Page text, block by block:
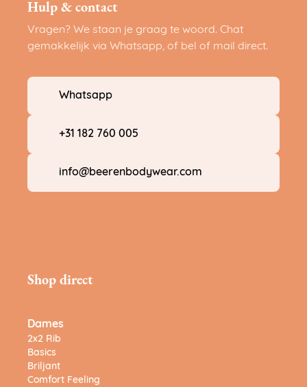
Hulp & contact
Vragen? We staan je graag te woord. Chat
gemakkelijk via Whatsapp, of bel of mail direct.
Whatsapp
+31 182 760 005
info@beerenbodywear.com
Shop direct
Dames
2x2 Rib
Basics
Briljant
Comfort Feeling